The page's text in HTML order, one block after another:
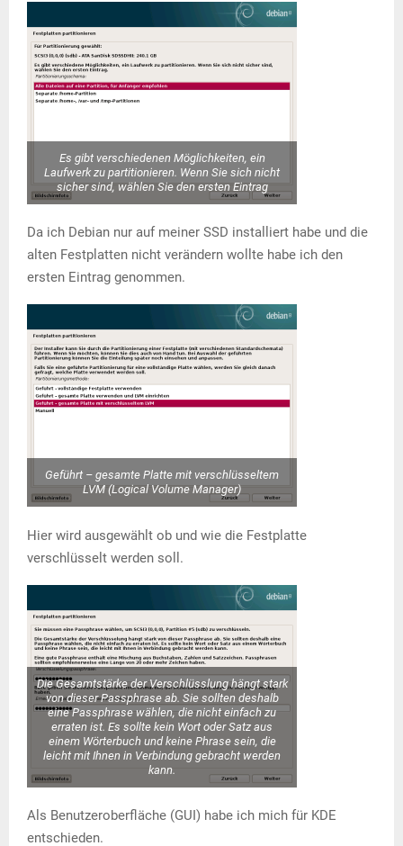
Es gibt verschiedenen Möglichkeiten, ein
Laufwerk zu partitionieren. Wenn Sie sich nicht
sicher sind, wählen Sie den ersten Eintrag
Da ich Debian nur auf meiner SSD installiert habe und die
alten Festplatten nicht verändern wollte habe ich den
ersten Eintrag genommen.
Geführt – gesamte Platte mit verschlüsseltem
LVM (Logical Volume Manager)
Hier wird ausgewählt ob und wie die Festplatte
verschlüsselt werden soll.
Die Gesamtstärke der Verschlüsslung hängt stark
von dieser Passphrase ab. Sie sollten deshalb
eine Passphrase wählen, die nicht einfach zu
erraten ist. Es sollte kein Wort oder Satz aus
einem Wörterbuch und keine Phrase sein, die
leicht mit Ihnen in Verbindung gebracht werden
kann.
Als Benutzeroberfläche (GUI) habe ich mich für KDE
entschieden.